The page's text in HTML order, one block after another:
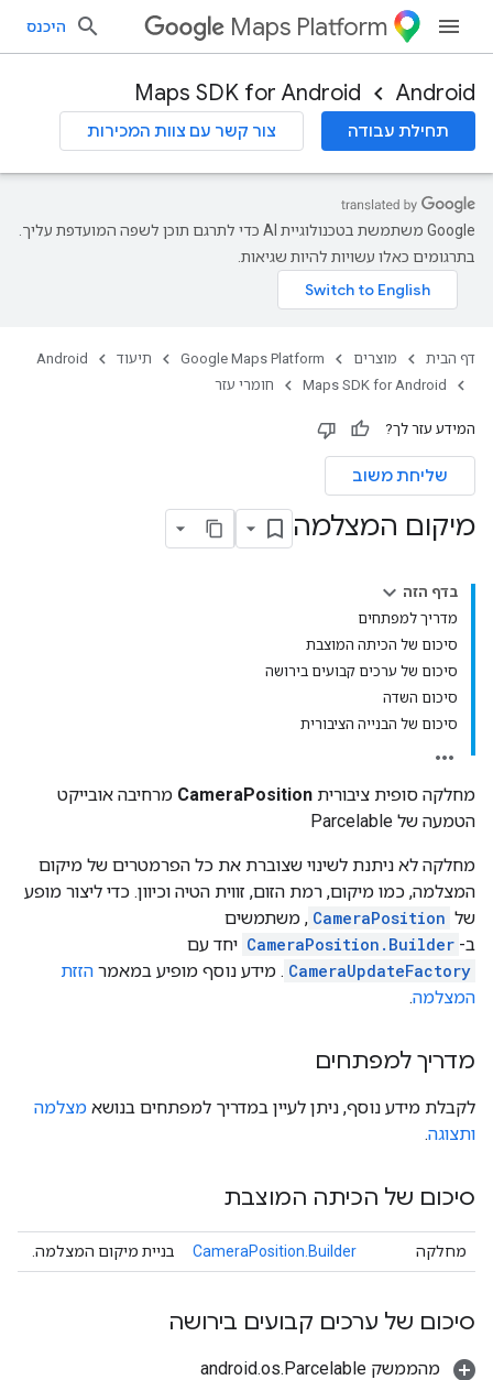
Maps Platform היכנס
Android
Maps SDK for Android
תחילת עבודה צור קשר עם צוות המכירות
‫Google משתמשת בטכנולוגיית AI כדי לתרגם תוכן לשפה המועדפת עליך.
בתרגומים כאלו עשויות להיות שגיאות.
דף הבית מוצרים Google Maps Platform תיעוד
Android
Maps SDK for Android
חומרי עזר
המידע עזר לך?
שליחת משוב
מיקום המצלמה
בדף הזה
מדריך למפתחים
סיכום של הכיתה המוצבת
סיכום של ערכים קבועים בירושה
סיכום השדה
סיכום של הבנייה הציבורית
מחלקה סופית ציבורית CameraPosition מרחיבה אובייקט
הטמעה של Parcelable
מחלקה לא ניתנת לשינוי שצוברת את כל הפרמטרים של מיקום
המצלמה, כמו מיקום, רמת הזום, זווית הטיה וכיוון. כדי ליצור מופע
של CameraPosition , משתמשים
ב- CameraPosition.Builder יחד עם
CameraUpdateFactory . מידע נוסף מופיע במאמר הזזת
המצלמה.
מדריך למפתחים
לקבלת מידע נוסף, ניתן לעיין במדריך למפתחים בנושא מצלמה
ותצוגה.
סיכום של הכיתה המוצבת
מחלקה CameraPosition.Builder בניית מיקום המצלמה.
סיכום של ערכים קבועים בירושה
מהממשק android.os.Parcelable